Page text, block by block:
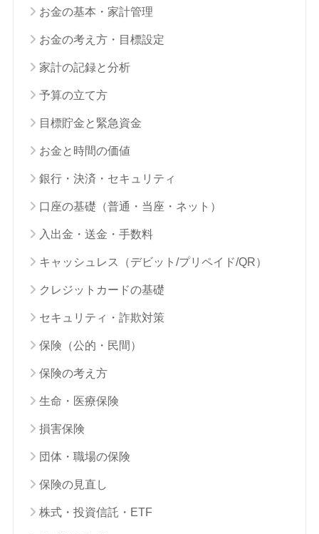
お金の基本・家計管理
お金の考え方・目標設定
家計の記録と分析
予算の立て方
目標貯金と緊急資金
お金と時間の価値
銀行・決済・セキュリティ
口座の基礎（普通・当座・ネット）
入出金・送金・手数料
キャッシュレス（デビット/プリペイド/QR）
クレジットカードの基礎
セキュリティ・詐欺対策
保険（公的・民間）
保険の考え方
生命・医療保険
損害保険
団体・職場の保険
保険の見直し
株式・投資信託・ETF